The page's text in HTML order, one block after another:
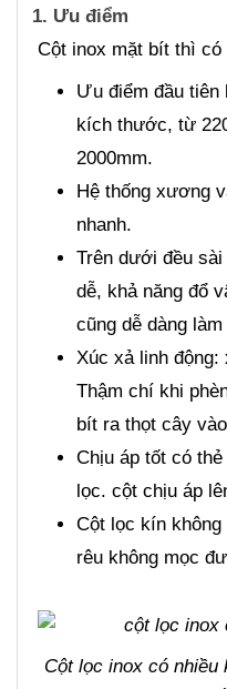
1. Ưu điểm
Cột inox mặt bít thì có
Ưu điểm đầu tiên
kích thước, từ
2000mm.
Hệ thống xương
nhanh.
Trên dưới đều
dễ, khả năng đổ
cũng dễ dàng
Xúc xả linh
Thậm chí khi
bít ra thọt cây
Chịu áp tốt có
lọc. cột chịu áp
Cột lọc kín không
rêu không mọc
Cột lọc inox có